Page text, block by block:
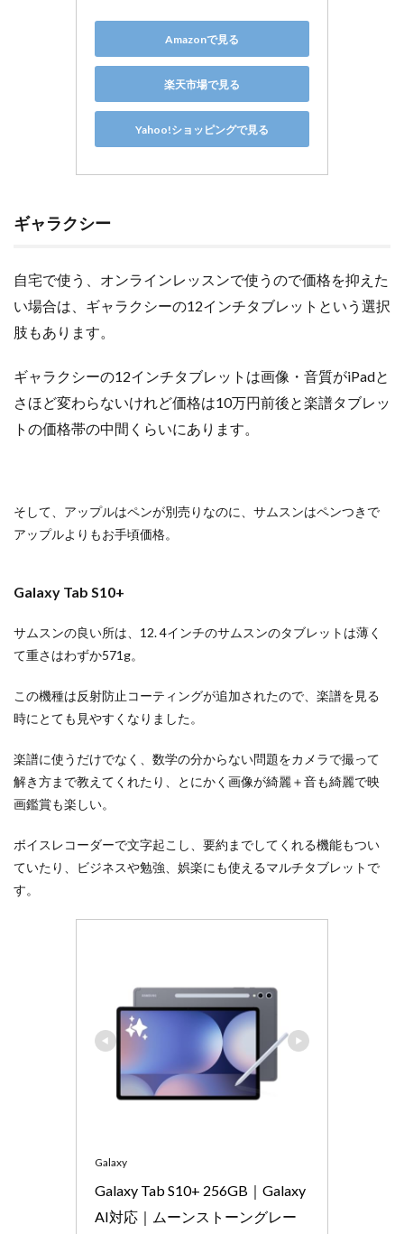
Amazonで見る
楽天市場で見る
Yahoo!ショッピングで見る
ギャラクシー
自宅で使う、オンラインレッスンで使うので価格を抑えた
い場合は、ギャラクシーの12インチタブレットという選択
肢もあります。
ギャラクシーの12インチタブレットは画像・音質がiPadと
さほど変わらないけれど価格は10万円前後と楽譜タブレッ
トの価格帯の中間くらいにあります。
そして、アップルはペンが別売りなのに、サムスンはペンつきで
アップルよりもお手頃価格。
Galaxy Tab S10+
サムスンの良い所は、12. 4インチのサムスンのタブレットは薄く
て重さはわずか571g。
この機種は反射防止コーティングが追加されたので、楽譜を見る
時にとても見やすくなりました。
楽譜に使うだけでなく、数学の分からない問題をカメラで撮って
解き方まで教えてくれたり、とにかく画像が綺麗＋音も綺麗で映
画鑑賞も楽しい。
ボイスレコーダーで文字起こし、要約までしてくれる機能もつい
ていたり、ビジネスや勉強、娯楽にも使えるマルチタブレットで
す。
Galaxy
Galaxy Tab S10+ 256GB｜Galaxy
AI対応｜ムーンストーングレー